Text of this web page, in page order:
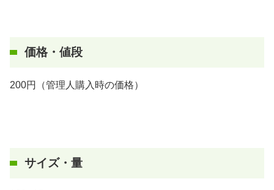
価格・値段
200円（管理人購入時の価格）
サイズ・量